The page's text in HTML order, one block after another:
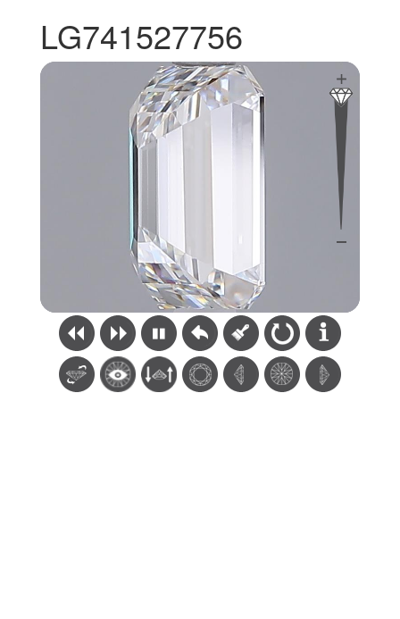
LG741527756